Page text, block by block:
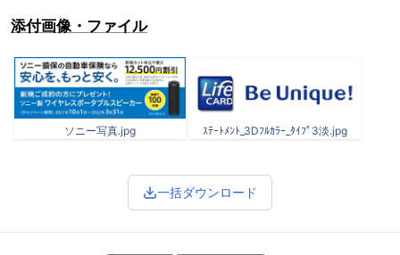
添付画像・ファイル
ソニー写真.jpg ｽﾃｰﾄﾒﾝﾄ_3Dﾌﾙｶﾗｰ_ﾀｲﾌﾟ3淡.jpg
一括ダウンロード